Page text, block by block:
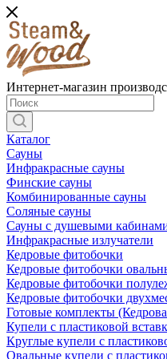
Интернет-магазин
Каталог
Сауны
Инфракрасные сауны
Финские сауны
Комбинированные сауны
Соляные сауны
Сауны с душевыми
Инфракрасные излучатели
Кедровые фитобочки
Кедровые фитобочки
Кедровые фитобочки
Кедровые фитобочки
Готовые комплекты
Купели с пластиковой
Круглые купели с
Овальные купели с